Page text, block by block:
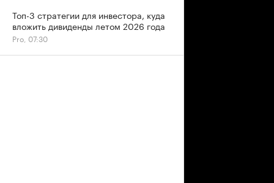
Топ-3 стратегии для инвестора, куда
вложить дивиденды летом 2026 года
Pro, 07:30